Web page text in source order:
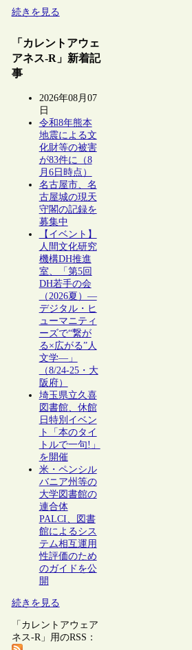
続きを見る
「カレントアウェ
アネス-R」新着記
事
2026年08月07
日
令和8年熊本
地震による文
化財等の被害
が83件に（8
月6日時点）
名古屋市、名
古屋城の現天
守閣の記録を
募集中
【イベント】
人間文化研究
機構DH推進
室、「第5回
DH若手の会
（2026夏）―
デジタル・ヒ
ューマニティ
ーズで“繋が
る×広がる”人
文学―」
（8/24-25・大
阪府）
埼玉県立久喜
図書館、休館
日特別イベン
ト「本のタイ
トルで一句!」
を開催
米・ペンシル
バニア州等の
大学図書館の
連合体
PALCI、図書
館によるシス
テム相互運用
性評価のため
のガイドを公
開
続きを見る
「カレントアウェア
ネス-R」用のRSS：